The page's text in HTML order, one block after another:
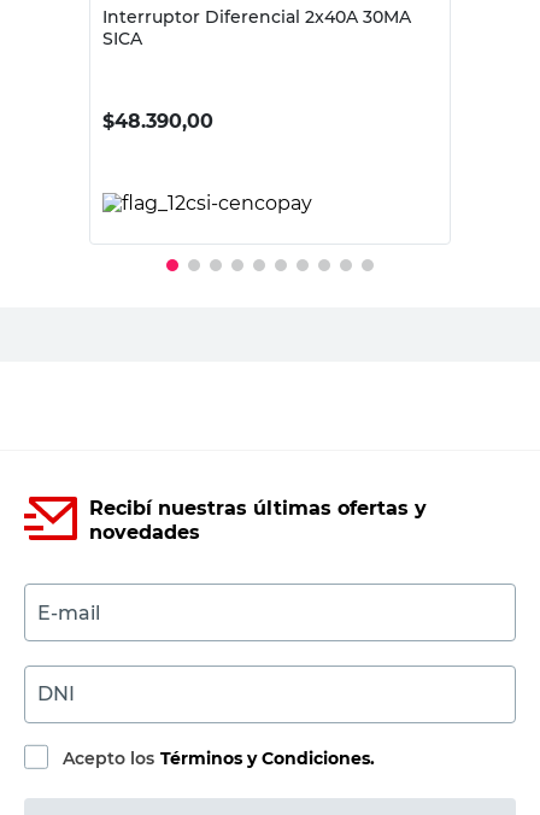
Interruptor Diferencial 2x40A 30MA
SICA
$48.390,00
Recibí nuestras últimas ofertas y
novedades
E-mail
DNI
Acepto los Términos y Condiciones.